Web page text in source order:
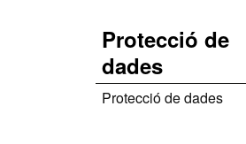
Protecció de
dades
Protecció de dades